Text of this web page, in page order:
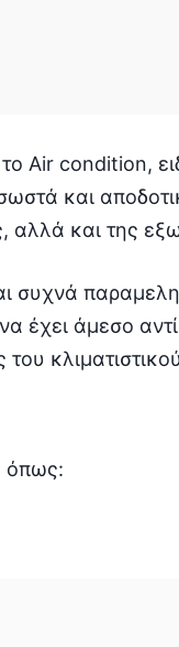
Air condition,
και
και της
συχνά
έχει άμεσο
όπως: